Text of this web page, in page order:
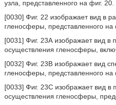
узла, представленного на фиг. 20.
[0030] Фиг. 22 изображает вид в
гленосферы, представленного на
[0031] Фиг. 23А изображает вид в
осуществления гленосферы,
[0032] Фиг. 23В изображает вид
гленосферы, представленного на
[0033] Фиг. 23С изображает вид в
осуществления гленосферы,